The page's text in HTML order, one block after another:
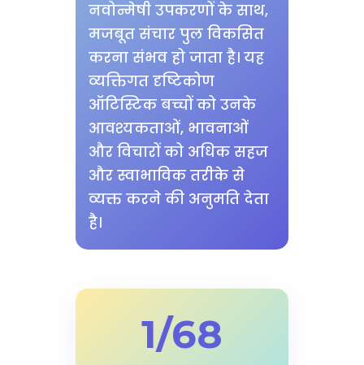
नवोन्मेषी उपकरणों के साथ,
मजबूत संचार पुल विकसित
करना संभव हो जाता है। यह
व्यक्तिगत दृष्टिकोण
ऑटिस्टिक बच्चों को उनके
आवश्यकताओं, भावनाओं
और विचारों को अधिक सहज
और स्वाभाविक तरीके से
व्यक्त करने की अनुमति देता
है।
1/68